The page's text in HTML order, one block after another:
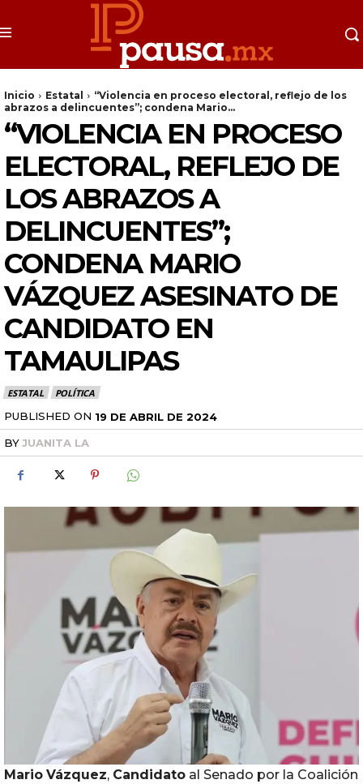
Inicio Estatal
“Violencia en proceso electoral, reflejo de los
abrazos a delincuentes”; condena Mario...
“VIOLENCIA EN PROCESO
ELECTORAL, REFLEJO DE
LOS ABRAZOS A
DELINCUENTES”;
CONDENA MARIO
VÁZQUEZ ASESINATO DE
CANDIDATO EN
TAMAULIPAS
ESTATAL POLÍTICA
PUBLISHED ON 19 DE ABRIL DE 2024
BYJUANITA LA
Mario Vázquez, Candidato al Senado por la Coalición